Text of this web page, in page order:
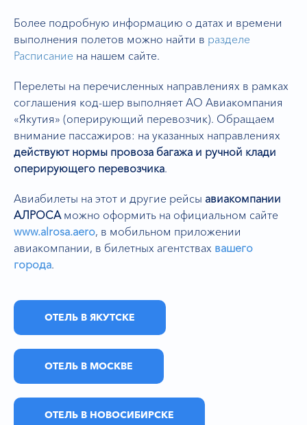
Более подробную информацию о датах и времени
выполнения полетов можно найти в разделе
Расписание на нашем сайте.
Перелеты на перечисленных направлениях в рамках
соглашения код-шер выполняет АО Авиакомпания
«Якутия» (оперирующий перевозчик). Обращаем
внимание пассажиров: на указанных направлениях
действуют нормы провоза багажа и ручной клади
оперирующего перевозчика.
Авиабилеты на этот и другие рейсы авиакомпании
АЛРОСАможно оформить на официальном сайте
www.alrosa.aero, в мобильном приложении
авиакомпании, в билетных агентствах вашего
города.
ОТЕЛЬ В ЯКУТСКЕ
ОТЕЛЬ В МОСКВЕ
ОТЕЛЬ В НОВОСИБИРСКЕ